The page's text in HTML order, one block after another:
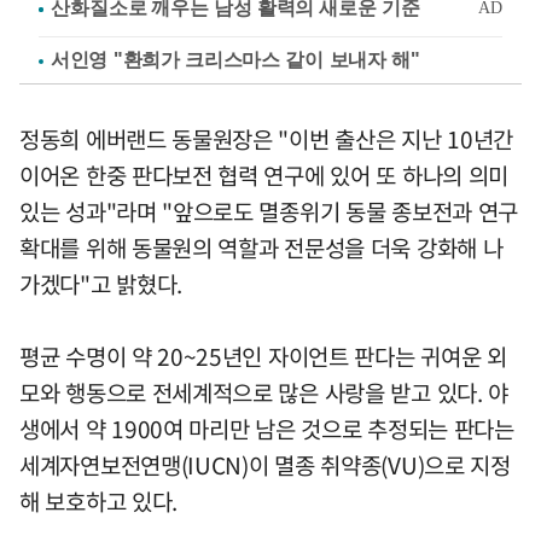
서인영 "환희가 크리스마스 같이 보내자 해"
정동희 에버랜드 동물원장은 "이번 출산은 지난 10년간
이어온 한중 판다보전 협력 연구에 있어 또 하나의 의미
있는 성과"라며 "앞으로도 멸종위기 동물 종보전과 연구
확대를 위해 동물원의 역할과 전문성을 더욱 강화해 나
가겠다"고 밝혔다.
평균 수명이 약 20~25년인 자이언트 판다는 귀여운 외
모와 행동으로 전세계적으로 많은 사랑을 받고 있다. 야
생에서 약 1900여 마리만 남은 것으로 추정되는 판다는
세계자연보전연맹(IUCN)이 멸종 취약종(VU)으로 지정
해 보호하고 있다.